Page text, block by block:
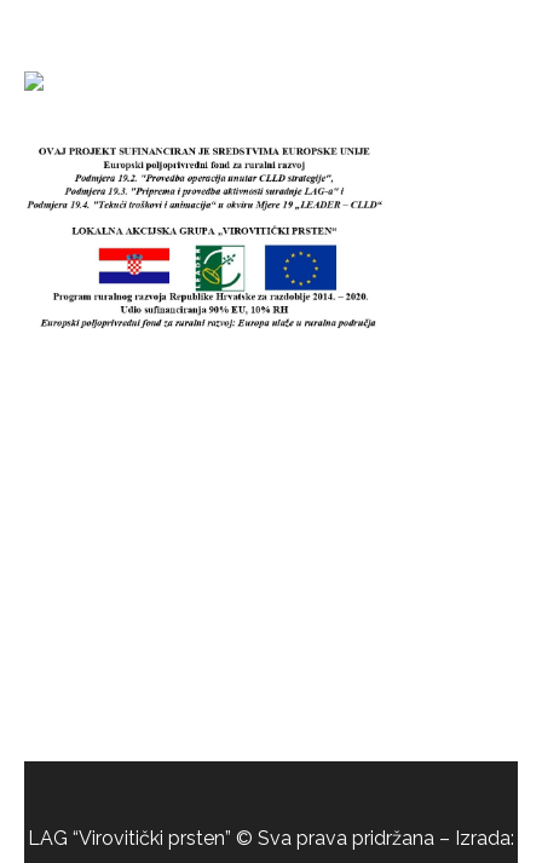
LAG “Virovitički prsten” © Sva prava pridržana – Izrada: